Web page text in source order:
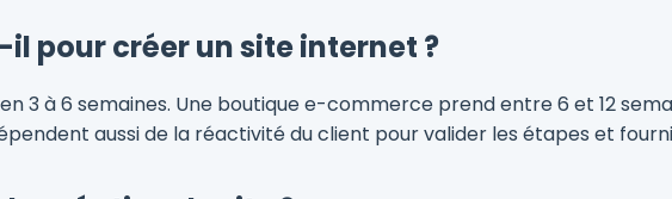
pour créer un site internet ?
3 à 6 semaines. Une boutique e-commerce prend entre 6 et 12
aussi de la réactivité du client pour valider les étapes et